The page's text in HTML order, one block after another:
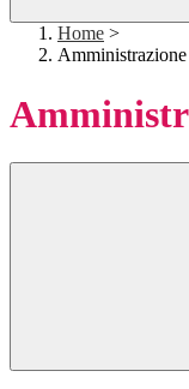
Home >
Amministrazione